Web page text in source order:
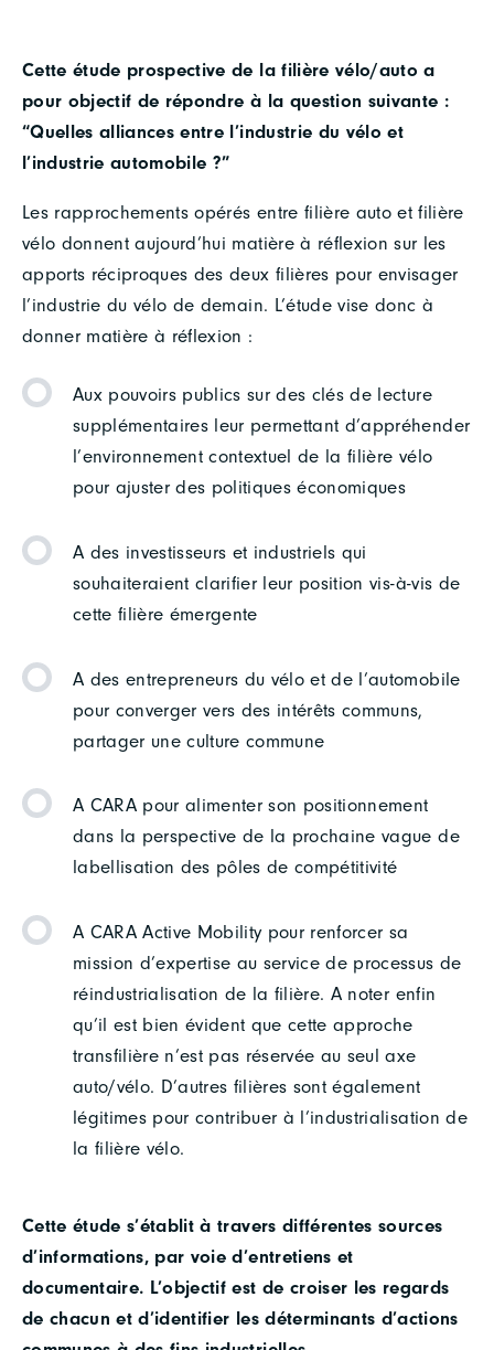
Cette étude prospective de la filière vélo/auto a
pour objectif de répondre à la question suivante :
“Quelles alliances entre l’industrie du vélo et
l’industrie automobile ?”
Les rapprochements opérés entre filière auto et filière
vélo donnent aujourd’hui matière à réflexion sur les
apports réciproques des deux filières pour envisager
l’industrie du vélo de demain. L’étude vise donc à
donner matière à réflexion :
Aux pouvoirs publics sur des clés de lecture
supplémentaires leur permettant d’appréhender
l’environnement contextuel de la filière vélo
pour ajuster des politiques économiques
A des investisseurs et industriels qui
souhaiteraient clarifier leur position vis-à-vis de
cette filière émergente
A des entrepreneurs du vélo et de l’automobile
pour converger vers des intérêts communs,
partager une culture commune
A CARA pour alimenter son positionnement
dans la perspective de la prochaine vague de
labellisation des pôles de compétitivité
A CARA Active Mobility pour renforcer sa
mission d’expertise au service de processus de
réindustrialisation de la filière. A noter enfin
qu’il est bien évident que cette approche
transfilière n’est pas réservée au seul axe
auto/vélo. D’autres filières sont également
légitimes pour contribuer à l’industrialisation de
la filière vélo.
Cette étude s’établit à travers différentes sources
d’informations, par voie d’entretiens et
documentaire. L’objectif est de croiser les regards
de chacun et d’identifier les déterminants d’actions